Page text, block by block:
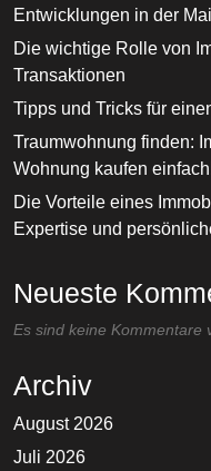
Entwicklungen in der
Die wichtige Rolle von
Transaktionen
Tipps und Tricks für
Traumwohnung finden:
Wohnung kaufen
Die Vorteile eines
Expertise und
Neueste
Es sind keine Kommentare
Archiv
August 2026
Juli 2026